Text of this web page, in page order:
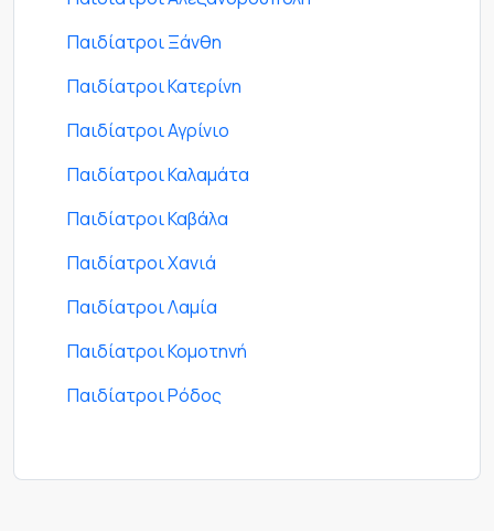
Παιδίατροι Ξάνθη
Παιδίατροι Κατερίνη
Παιδίατροι Αγρίνιο
Παιδίατροι Καλαμάτα
Παιδίατροι Καβάλα
Παιδίατροι Χανιά
Παιδίατροι Λαμία
Παιδίατροι Κομοτηνή
Παιδίατροι Ρόδος